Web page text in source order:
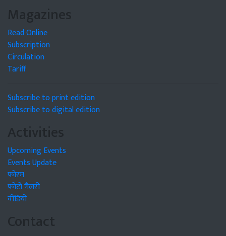
Magazines
Read Online
Subscription
Circulation
Tariff
Subscribe to print edition
Subscribe to digital edition
Activities
Upcoming Events
Events Update
फोरम
फोटो गैलरी
वीडियो
Contact